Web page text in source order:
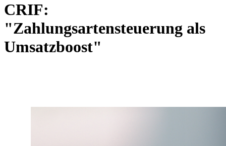
CRIF:
"Zahlungsartensteuerung als
Umsatzboost"